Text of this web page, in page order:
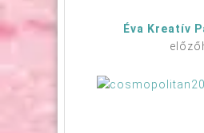
Éva Kreatív